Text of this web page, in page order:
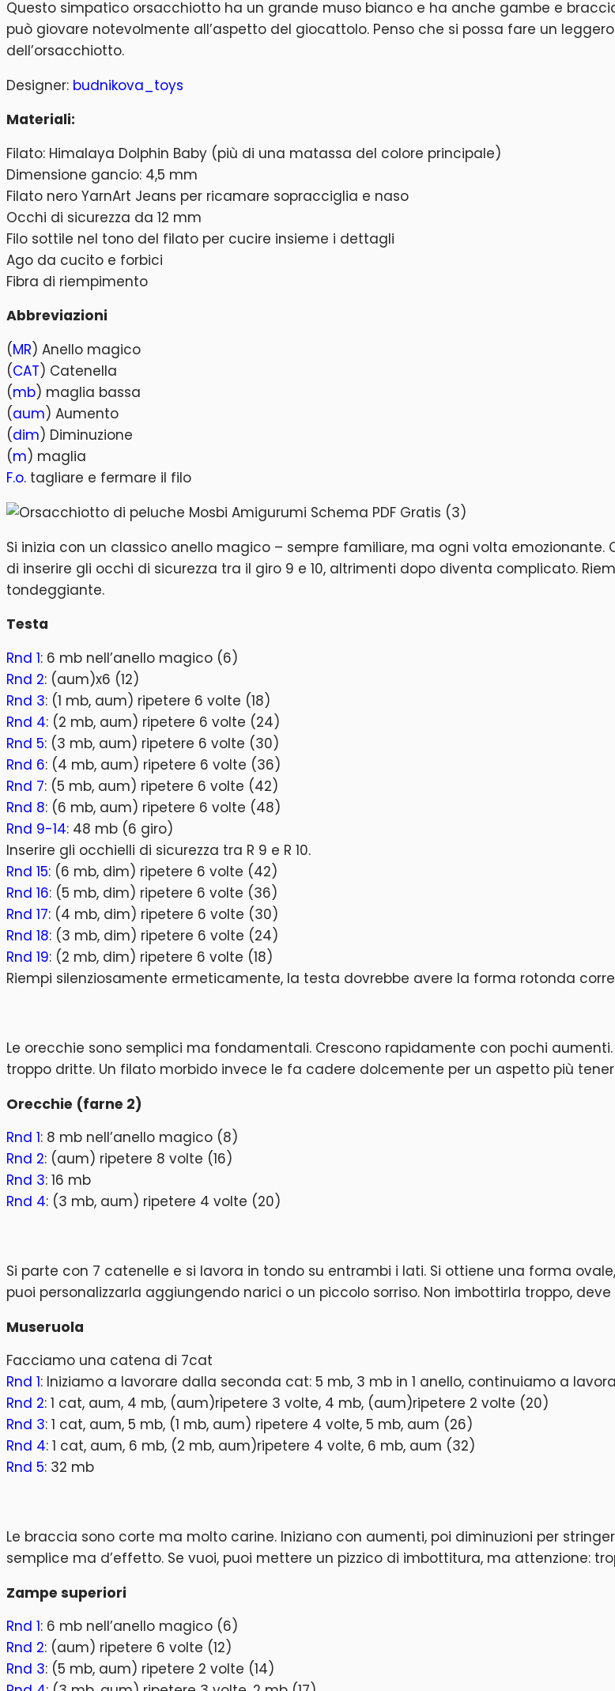
Questo simpatico orsacchiotto ha un grande muso bianco e ha anche gambe e
può giovare notevolmente all’aspetto del giocattolo. Penso che si possa fare un
dell’orsacchiotto.
Designer: budnikova_toys
Materiali:
Filato: Himalaya Dolphin Baby (più di una matassa del colore principale)
Dimensione gancio: 4,5 mm
Filato nero YarnArt Jeans per ricamare sopracciglia e naso
Occhi di sicurezza da 12 mm
Filo sottile nel tono del filato per cucire insieme i dettagli
Ago da cucito e forbici
Fibra di riempimento
Abbreviazioni
(MR) Anello magico
(CAT) Catenella
(mb) maglia bassa
(aum) Aumento
(dim) Diminuzione
(m) maglia
F.o. tagliare e fermare il filo
Si inizia con un classico anello magico – sempre familiare, ma ogni volta
di inserire gli occhi di sicurezza tra il giro 9 e 10, altrimenti dopo diventa complicato.
tondeggiante.
Testa
Rnd 1: 6 mb nell’anello magico (6)
Rnd 2: (aum)x6 (12)
Rnd 3: (1 mb, aum) ripetere 6 volte (18)
Rnd 4: (2 mb, aum) ripetere 6 volte (24)
Rnd 5: (3 mb, aum) ripetere 6 volte (30)
Rnd 6: (4 mb, aum) ripetere 6 volte (36)
Rnd 7: (5 mb, aum) ripetere 6 volte (42)
Rnd 8: (6 mb, aum) ripetere 6 volte (48)
Rnd 9-14: 48 mb (6 giro)
Inserire gli occhielli di sicurezza tra R 9 e R 10.
Rnd 15: (6 mb, dim) ripetere 6 volte (42)
Rnd 16: (5 mb, dim) ripetere 6 volte (36)
Rnd 17: (4 mb, dim) ripetere 6 volte (30)
Rnd 18: (3 mb, dim) ripetere 6 volte (24)
Rnd 19: (2 mb, dim) ripetere 6 volte (18)
Riempi silenziosamente ermeticamente, la testa dovrebbe avere la forma rotonda
Le orecchie sono semplici ma fondamentali. Crescono rapidamente con pochi
troppo dritte. Un filato morbido invece le fa cadere dolcemente per un aspetto più
Orecchie (farne 2)
Rnd 1: 8 mb nell’anello magico (8)
Rnd 2: (aum) ripetere 8 volte (16)
Rnd 3: 16 mb
Rnd 4: (3 mb, aum) ripetere 4 volte (20)
Si parte con 7 catenelle e si lavora in tondo su entrambi i lati. Si ottiene una forma
puoi personalizzarla aggiungendo narici o un piccolo sorriso. Non imbottirla troppo,
Museruola
Facciamo una catena di 7cat
Rnd 1: Iniziamo a lavorare dalla seconda cat: 5 mb, 3 mb in 1 anello, continuiamo a
Rnd 2: 1 cat, aum, 4 mb, (aum)ripetere 3 volte, 4 mb, (aum)ripetere 2 volte (20)
Rnd 3: 1 cat, aum, 5 mb, (1 mb, aum) ripetere 4 volte, 5 mb, aum (26)
Rnd 4: 1 cat, aum, 6 mb, (2 mb, aum)ripetere 4 volte, 6 mb, aum (32)
Rnd 5: 32 mb
Le braccia sono corte ma molto carine. Iniziano con aumenti, poi diminuzioni per
semplice ma d’effetto. Se vuoi, puoi mettere un pizzico di imbottitura, ma attenzione:
Zampe superiori
Rnd 1: 6 mb nell’anello magico (6)
Rnd 2: (aum) ripetere 6 volte (12)
Rnd 3: (5 mb, aum) ripetere 2 volte (14)